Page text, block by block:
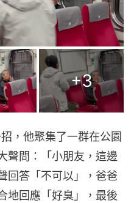
+3
，他聚集了一群在公園
聲問：「小朋友，這邊
回答「不可以」，爸爸
地回應「好臭」，最後